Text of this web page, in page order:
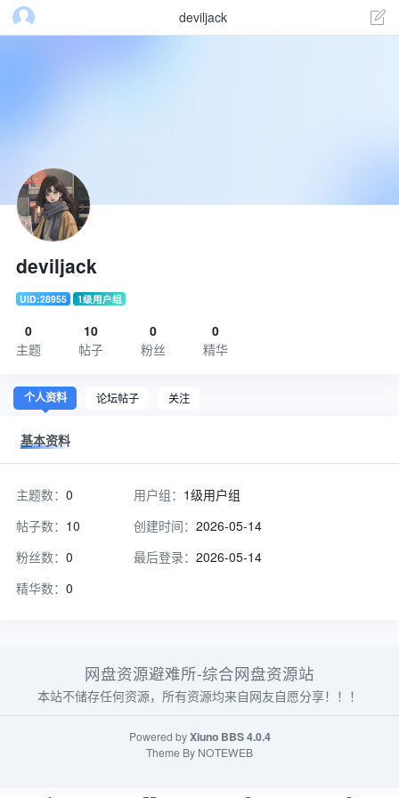
deviljack
deviljack
UID:28955 1级用户组
0
主题
10
帖子
0
粉丝
0
精华
个人资料 论坛帖子 关注
基本资料
主题数： 0
帖子数： 10
粉丝数： 0
精华数： 0
用户组： 1级用户组
创建时间：2026-05-14
最后登录：2026-05-14
网盘资源避难所-综合网盘资源站
本站不储存任何资源，所有资源均来自网友自愿分享！！！
Powered byXiuno BBS4.0.4
Theme By NOTEWEB